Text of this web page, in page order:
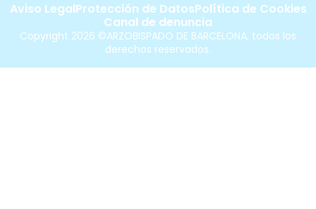
Copyright 2026 ©ARZOBISPADO DE BARCELONA, todos los
derechos reservados.
Aviso LegalProtección de DatosPolítica de Cookies
Canal de denuncia